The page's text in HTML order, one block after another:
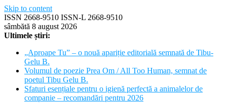
Skip to content
ISSN 2668-9510 ISSN-L 2668-9510
sâmbătă 8 august 2026
Ultimele știri:
„Aproape Tu” – o nouă apariție editorială semnată de Tibu-
Gelu B.
Volumul de poezie Prea Om / All Too Human, semnat de
poetul Tibu Gelu B.
Sfaturi esențiale pentru o igienă perfectă a animalelor de
companie – recomandări pentru 2026